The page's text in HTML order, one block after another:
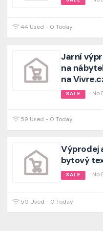
44 Used - 0 Today
Jarní
na
na
SALE No
59 Used - 0 Today
Výprodej
bytový
SALE No
50 Used - 0 Today